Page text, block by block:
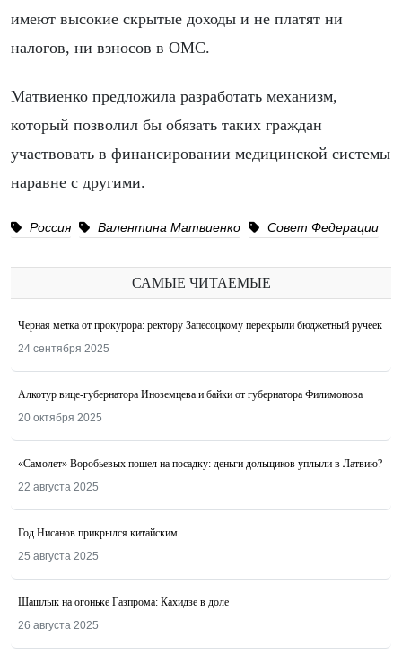
имеют высокие скрытые доходы и не платят ни
налогов, ни взносов в ОМС.
Матвиенко предложила разработать механизм,
который позволил бы обязать таких граждан
участвовать в финансировании медицинской системы
наравне с другими.
Россия Валентина Матвиенко Совет Федерации
САМЫЕ ЧИТАЕМЫЕ
Черная метка от прокурора: ректору Запесоцкому перекрыли бюджетный ручеек
24 сентября 2025
Алкотур вице-губернатора Иноземцева и байки от губернатора Филимонова
20 октября 2025
«Самолет» Воробьевых пошел на посадку: деньги дольщиков уплыли в Латвию?
22 августа 2025
Год Нисанов прикрылся китайским
25 августа 2025
Шашлык на огоньке Газпрома: Кахидзе в доле
26 августа 2025